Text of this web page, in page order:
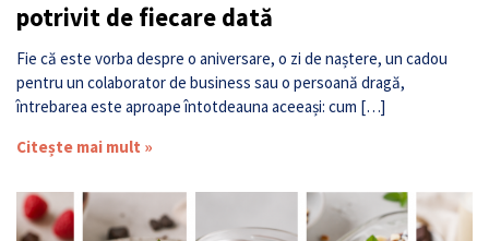
potrivit de fiecare dată
Fie că este vorba despre o aniversare, o zi de naștere, un cadou
pentru un colaborator de business sau o persoană dragă,
întrebarea este aproape întotdeauna aceeași: cum […]
Citește mai mult »